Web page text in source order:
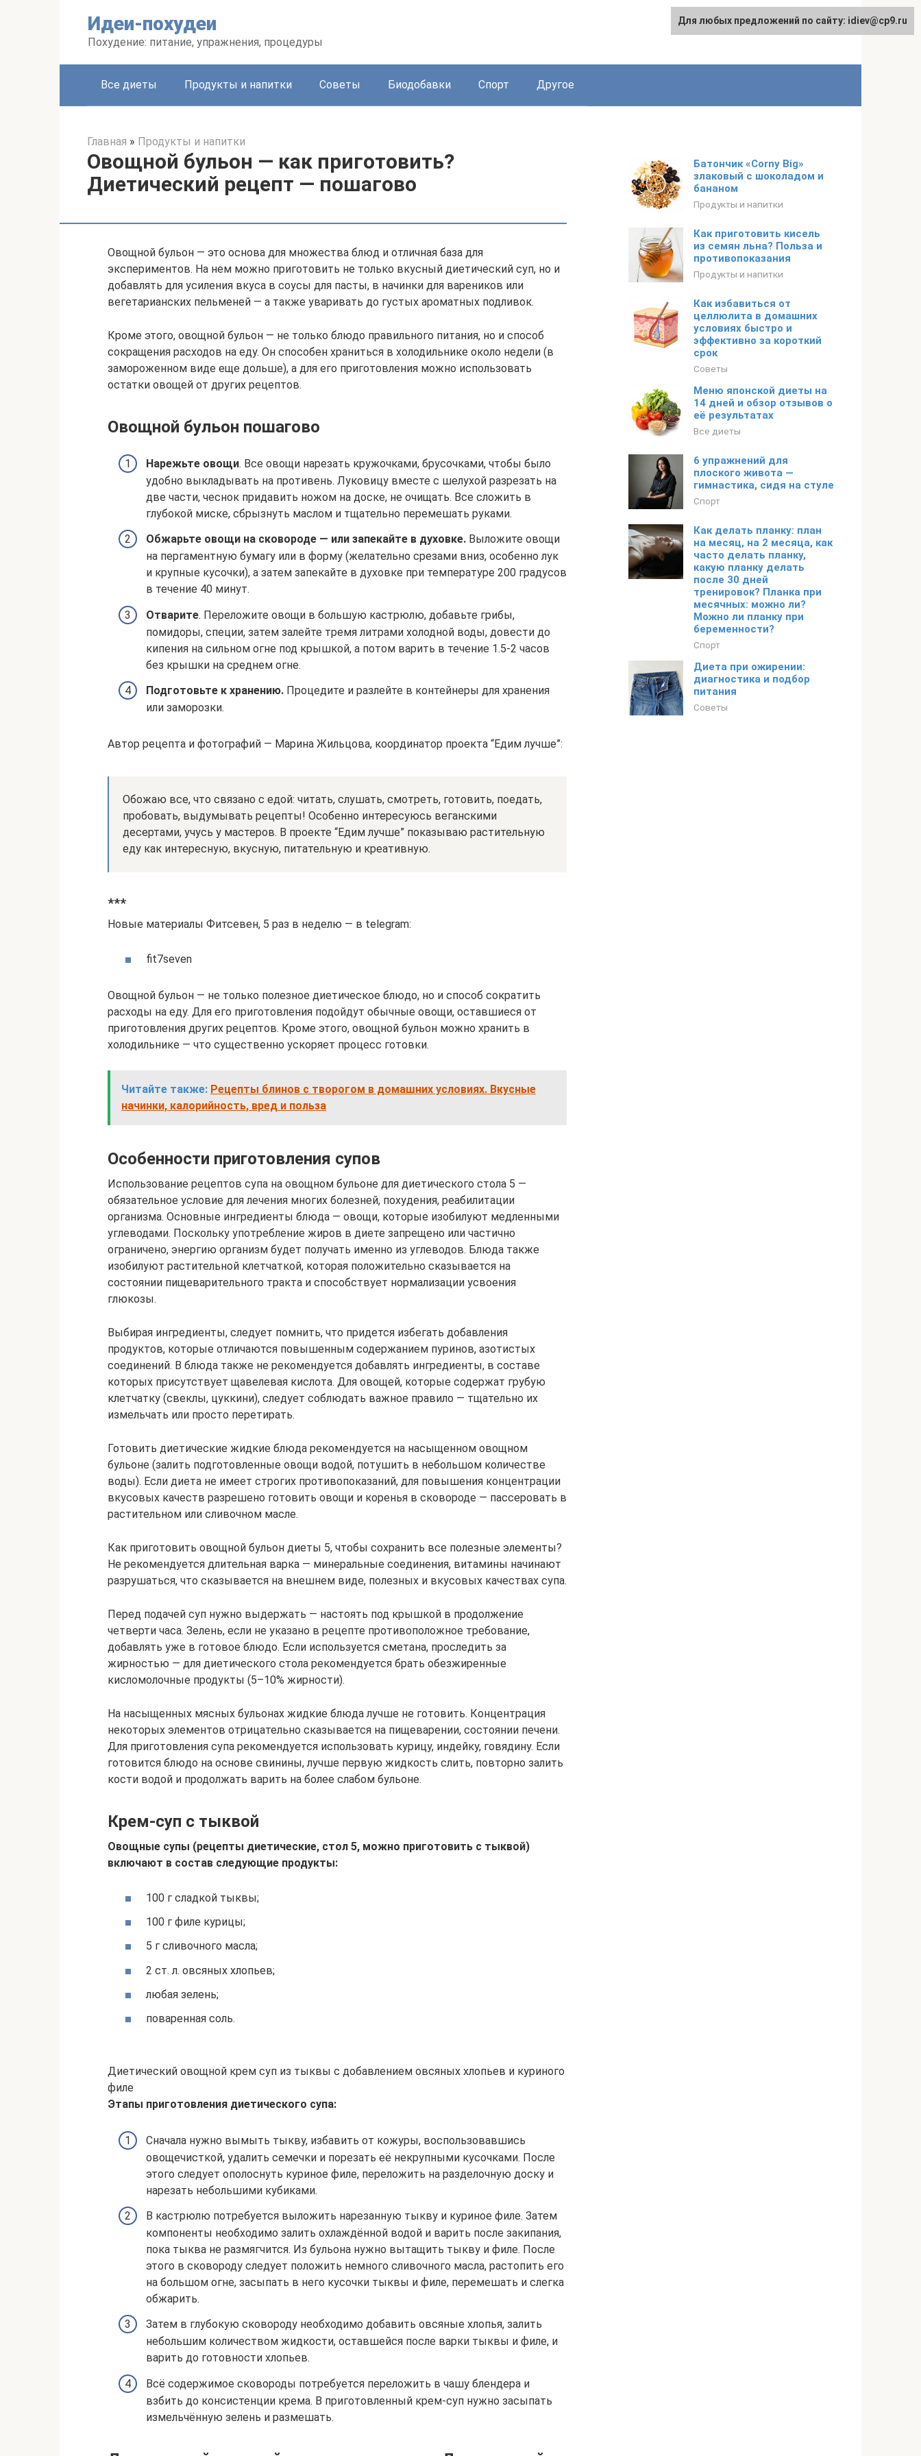
Идеи-похудеи
Похудение: питание, упражнения, процедуры
Все диеты Продукты и напитки Советы Биодобавки Спорт Другое
Главная » Продукты и напитки
Овощной бульон — как приготовить?
Диетический рецепт — пошагово
Овощной бульон — это основа для множества блюд и отличная база для
экспериментов. На нем можно приготовить не только вкусный диетический суп, но и
добавлять для усиления вкуса в соусы для пасты, в начинки для вареников или
вегетарианских пельменей — а также уваривать до густых ароматных подливок.
Кроме этого, овощной бульон — не только блюдо правильного питания, но и способ
сокращения расходов на еду. Он способен храниться в холодильнике около недели (в
замороженном виде еще дольше), а для его приготовления можно использовать
остатки овощей от других рецептов.
Овощной бульон пошагово
Нарежьте овощи. Все овощи нарезать кружочками, брусочками, чтобы было
удобно выкладывать на противень. Луковицу вместе с шелухой разрезать на
две части, чеснок придавить ножом на доске, не очищать. Все сложить в
глубокой миске, сбрызнуть маслом и тщательно перемешать руками.
Обжарьте овощи на сковороде — или запекайте в духовке. Выложите овощи
на пергаментную бумагу или в форму (желательно срезами вниз, особенно лук
и крупные кусочки), а затем запекайте в духовке при температуре 200 градусов
в течение 40 минут.
Отварите. Переложите овощи в большую кастрюлю, добавьте грибы,
помидоры, специи, затем залейте тремя литрами холодной воды, довести до
кипения на сильном огне под крышкой, а потом варить в течение 1.5-2 часов
без крышки на среднем огне.
Подготовьте к хранению. Процедите и разлейте в контейнеры для хранения
или заморозки.
Автор рецепта и фотографий — Марина Жильцова, координатор проекта “Едим лучше”:
Обожаю все, что связано с едой: читать, слушать, смотреть, готовить, поедать,
пробовать, выдумывать рецепты! Особенно интересуюсь веганскими
десертами, учусь у мастеров. В проекте “Едим лучше” показываю растительную
еду как интересную, вкусную, питательную и креативную.
***
Новые материалы Фитсевен, 5 раз в неделю — в telegram:
fit7seven
Овощной бульон — не только полезное диетическое блюдо, но и способ сократить
расходы на еду. Для его приготовления подойдут обычные овощи, оставшиеся от
приготовления других рецептов. Кроме этого, овощной бульон можно хранить в
холодильнике — что существенно ускоряет процесс готовки.
Читайте также: Рецепты блинов с творогом в домашних условиях. Вкусные
начинки, калорийность, вред и польза
Особенности приготовления супов
Использование рецептов супа на овощном бульоне для диетического стола 5 —
обязательное условие для лечения многих болезней, похудения, реабилитации
организма. Основные ингредиенты блюда — овощи, которые изобилуют медленными
углеводами. Поскольку употребление жиров в диете запрещено или частично
ограничено, энергию организм будет получать именно из углеводов. Блюда также
изобилуют растительной клетчаткой, которая положительно сказывается на
состоянии пищеварительного тракта и способствует нормализации усвоения
глюкозы.
Выбирая ингредиенты, следует помнить, что придется избегать добавления
продуктов, которые отличаются повышенным содержанием пуринов, азотистых
соединений. В блюда также не рекомендуется добавлять ингредиенты, в составе
которых присутствует щавелевая кислота. Для овощей, которые содержат грубую
клетчатку (свеклы, цуккини), следует соблюдать важное правило — тщательно их
измельчать или просто перетирать.
Готовить диетические жидкие блюда рекомендуется на насыщенном овощном
бульоне (залить подготовленные овощи водой, потушить в небольшом количестве
воды). Если диета не имеет строгих противопоказаний, для повышения концентрации
вкусовых качеств разрешено готовить овощи и коренья в сковороде — пассеровать в
растительном или сливочном масле.
Как приготовить овощной бульон диеты 5, чтобы сохранить все полезные элементы?
Не рекомендуется длительная варка — минеральные соединения, витамины начинают
разрушаться, что сказывается на внешнем виде, полезных и вкусовых качествах супа.
Перед подачей суп нужно выдержать — настоять под крышкой в продолжение
четверти часа. Зелень, если не указано в рецепте противоположное требование,
добавлять уже в готовое блюдо. Если используется сметана, проследить за
жирностью — для диетического стола рекомендуется брать обезжиренные
кисломолочные продукты (5–10% жирности).
На насыщенных мясных бульонах жидкие блюда лучше не готовить. Концентрация
некоторых элементов отрицательно сказывается на пищеварении, состоянии печени.
Для приготовления супа рекомендуется использовать курицу, индейку, говядину. Если
готовится блюдо на основе свинины, лучше первую жидкость слить, повторно залить
кости водой и продолжать варить на более слабом бульоне.
Крем-суп с тыквой
Овощные супы (рецепты диетические, стол 5, можно приготовить с тыквой)
включают в состав следующие продукты:
100 г сладкой тыквы;
100 г филе курицы;
5 г сливочного масла;
2 ст. л. овсяных хлопьев;
любая зелень;
поваренная соль.
Диетический овощной крем суп из тыквы с добавлением овсяных хлопьев и куриного
филе
Этапы приготовления диетического супа:
Сначала нужно вымыть тыкву, избавить от кожуры, воспользовавшись
овощечисткой, удалить семечки и порезать её некрупными кусочками. После
этого следует ополоснуть куриное филе, переложить на разделочную доску и
нарезать небольшими кубиками.
В кастрюлю потребуется выложить нарезанную тыкву и куриное филе. Затем
компоненты необходимо залить охлаждённой водой и варить после закипания,
пока тыква не размягчится. Из бульона нужно вытащить тыкву и филе. После
этого в сковороду следует положить немного сливочного масла, растопить его
на большом огне, засыпать в него кусочки тыквы и филе, перемешать и слегка
обжарить.
Затем в глубокую сковороду необходимо добавить овсяные хлопья, залить
небольшим количеством жидкости, оставшейся после варки тыквы и филе, и
варить до готовности хлопьев.
Всё содержимое сковороды потребуется переложить в чашу блендера и
взбить до консистенции крема. В приготовленный крем-суп нужно засыпать
измельчённую зелень и размешать.
Батончик «Corny Big»
злаковый с шоколадом и
бананом
Продукты и напитки
Как приготовить кисель
из семян льна? Польза и
противопоказания
Продукты и напитки
Как избавиться от
целлюлита в домашних
условиях быстро и
эффективно за короткий
срок
Советы
Меню японской диеты на
14 дней и обзор отзывов о
её результатах
Все диеты
6 упражнений для
плоского живота —
гимнастика, сидя на стуле
Спорт
Как делать планку: план
на месяц, на 2 месяца, как
часто делать планку,
какую планку делать
после 30 дней
тренировок? Планка при
месячных: можно ли?
Можно ли планку при
беременности?
Спорт
Диета при ожирении:
диагностика и подбор
питания
Советы
Для любых предложений по сайту: idiev@cp9.ru